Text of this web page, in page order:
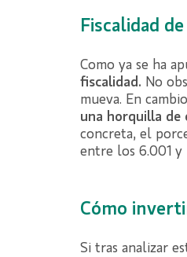
Fiscalidad
Como ya se ha
fiscalidad. No
mueva. En
una horquilla de
concreta, el
entre los 6.001 y
Cómo
Si tras analizar